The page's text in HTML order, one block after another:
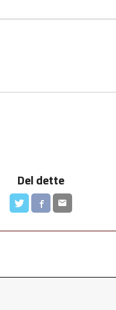
Del dette